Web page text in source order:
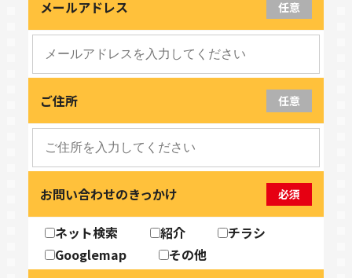
メールアドレス 任意
ご住所 任意
お問い合わせのきっかけ 必須
ネット検索 紹介
チラシ
Googlemap
その他